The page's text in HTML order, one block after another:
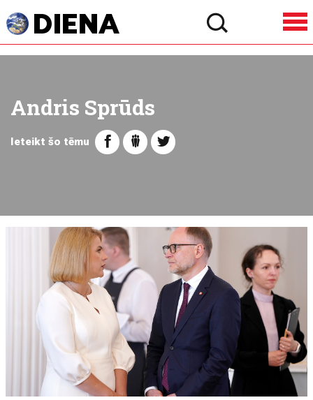
Andris Sprūds
Ieteikt šo tēmu